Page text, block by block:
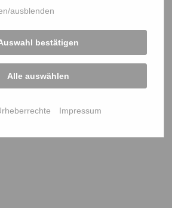
ausblenden
bestätigen
Alle auswählen
Impressum